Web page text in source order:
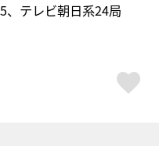
、テレビ朝日系24局